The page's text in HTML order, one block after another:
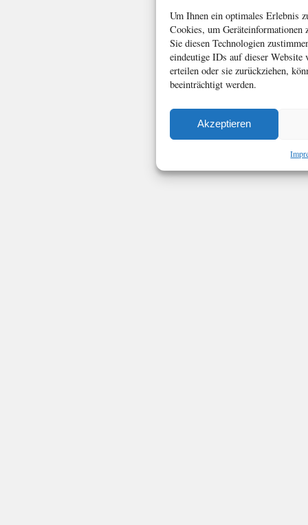
Um Ihnen ein optimales Erlebnis
Cookies, um Geräteinformationen
Sie diesen Technologien
eindeutige IDs auf dieser
erteilen oder sie zurückziehen,
beeinträchtigt werden.
Akzeptieren